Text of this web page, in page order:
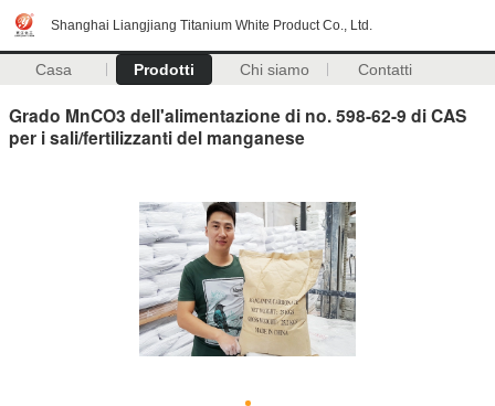
Shanghai Liangjiang Titanium White Product Co., Ltd.
Casa Prodotti Chi siamo Contatti
Grado MnCO3 dell'alimentazione di no. 598-62-9 di CAS
per i sali/fertilizzanti del manganese